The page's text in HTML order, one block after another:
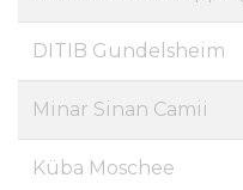
DITIB Gundelsheim
Minar Sinan Camii
Küba Moschee